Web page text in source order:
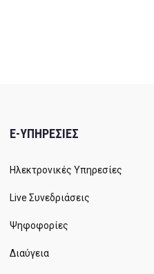
E-ΥΠΗΡΕΣΙΕΣ
Ηλεκτρονικές Υπηρεσίες
Live Συνεδριάσεις
Ψηφοφορίες
Διαύγεια